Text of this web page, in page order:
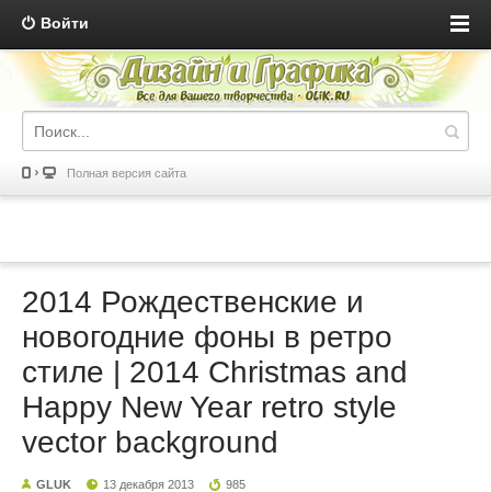
Войти
Полная версия сайта
2014 Рождественские и
новогодние фоны в ретро
стиле | 2014 Christmas and
Happy New Year retro style
vector background
GLUK 13 декабря 2013 985